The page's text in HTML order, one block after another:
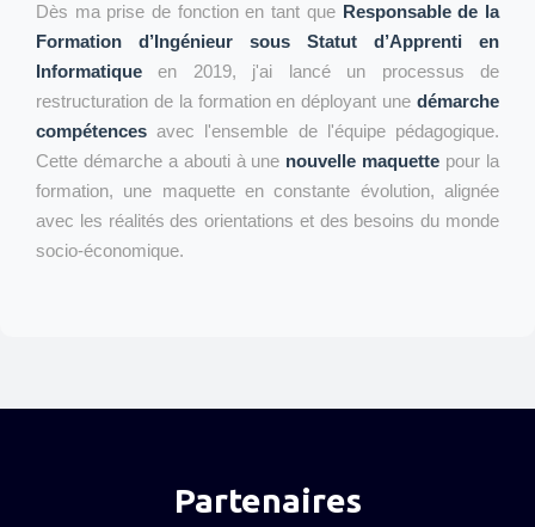
Dès ma prise de fonction en tant que Responsable de la
Formation d’Ingénieur sous Statut d’Apprenti en
Informatique en 2019, j'ai lancé un processus de
restructuration de la formation en déployant une démarche
compétences avec l'ensemble de l'équipe pédagogique.
Cette démarche a abouti à une nouvelle maquette pour la
formation, une maquette en constante évolution, alignée
avec les réalités des orientations et des besoins du monde
socio-économique.
Partenaires